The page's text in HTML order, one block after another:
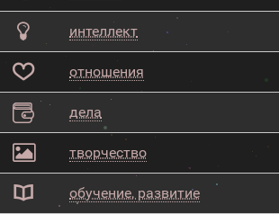
интеллект
отношения
дела
творчество
обучение, развитие